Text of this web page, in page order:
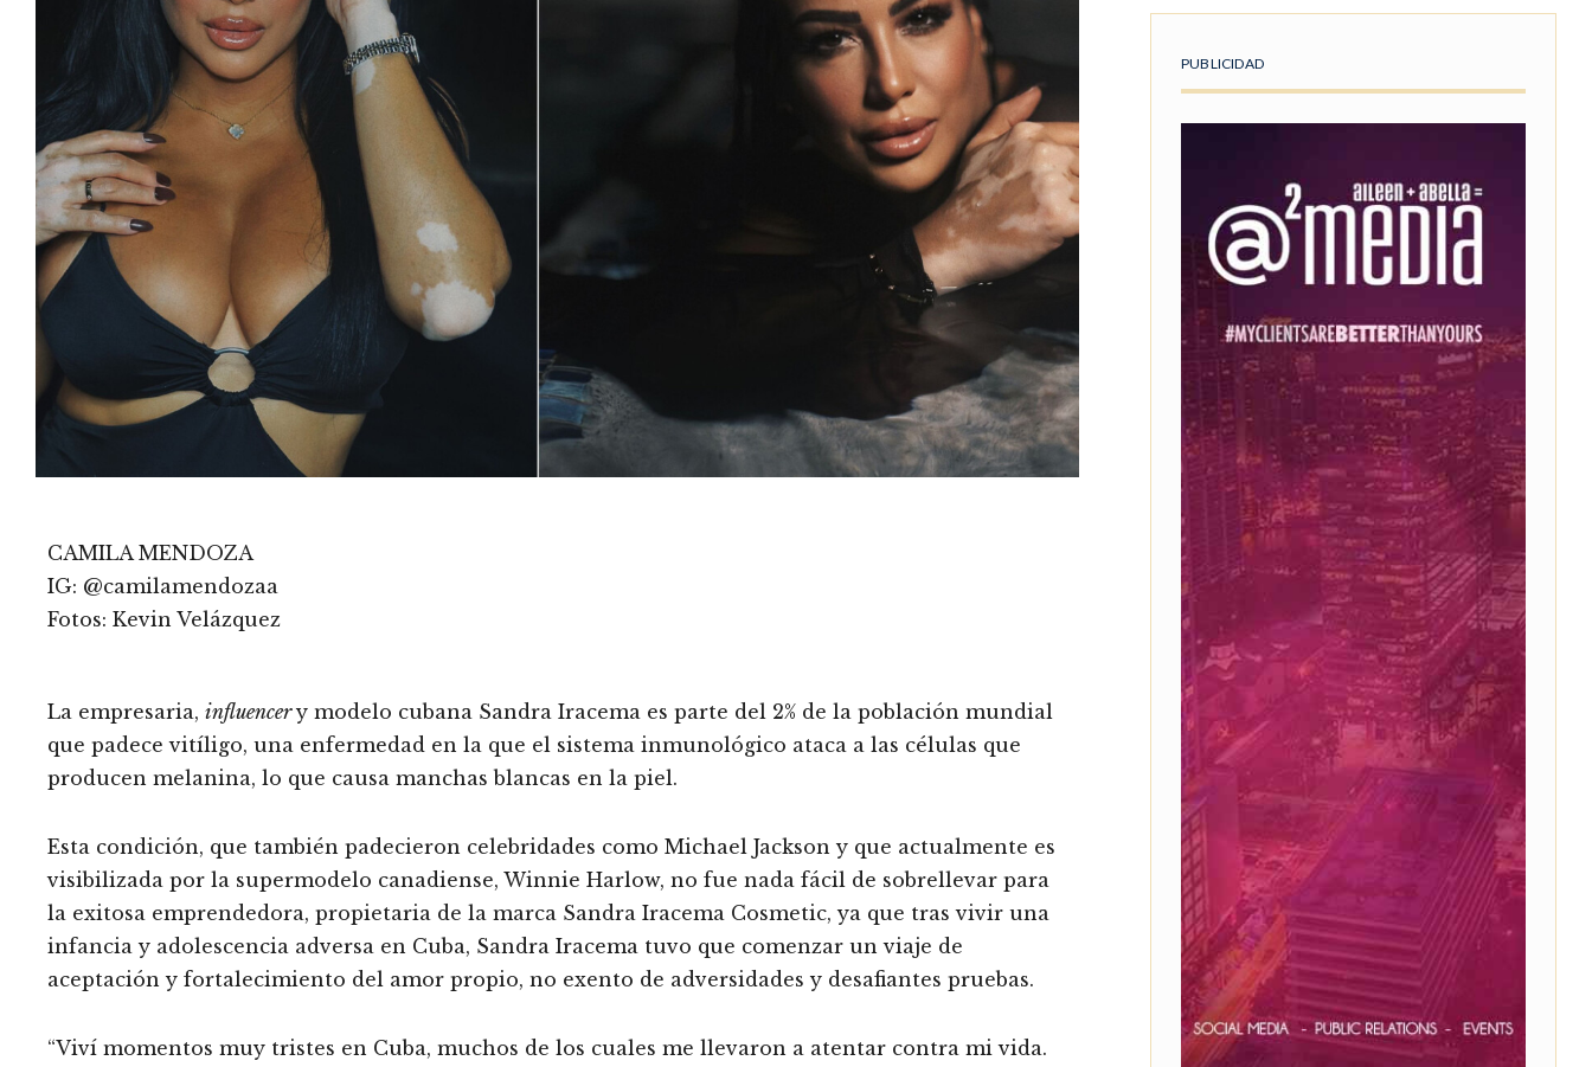
CAMILA MENDOZA
IG: @camilamendozaa
Fotos: Kevin Velázquez
La empresaria, influencery modelo cubana Sandra Iracema es parte del 2% de la población mundial
que padece vitíligo, una enfermedad en la que el sistema inmunológico ataca a las células que
producen melanina, lo que causa manchas blancas en la piel.
Esta condición, que también padecieron celebridades como Michael Jackson y que actualmente es
visibilizada por la supermodelo canadiense, Winnie Harlow, no fue nada fácil de sobrellevar para
la exitosa emprendedora, propietaria de la marca Sandra Iracema Cosmetic, ya que tras vivir una
infancia y adolescencia adversa en Cuba, Sandra Iracema tuvo que comenzar un viaje de
aceptación y fortalecimiento del amor propio, no exento de adversidades y desafiantes pruebas.
“Viví momentos muy tristes en Cuba, muchos de los cuales me llevaron a atentar contra mi vida.
PUBLICIDAD